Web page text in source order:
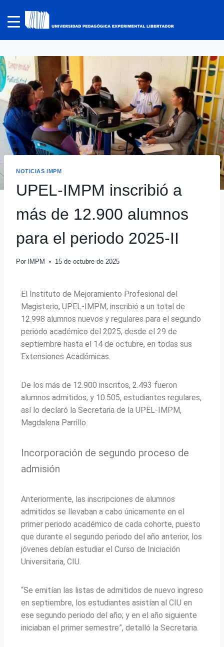
NOTICIAS IMPM
UPEL-IMPM inscribió a
más de 12.900 alumnos
para el periodo 2025-II
Por IMPM 15 de octubre de 2025
El Instituto de Mejoramiento Profesional del
Magisterio, UPEL-IMPM, inscribió a un total de
12.998 alumnos nuevos y regulares para el segundo
periodo académico del 2025, desde el 29 de
septiembre hasta el 14 de octubre, en todas sus
Extensiones Académicas.
De los más de 12.900 inscritos, 2.493 fueron
alumnos admitidos; y 10.505, estudiantes regulares,
así lo declaró la Secretaria de la UPEL-IMPM,
Magdalena Parrillo.
Incorporación de segundo proceso de
admisión
Anteriormente, las inscripciones de alumnos
admitidos se llevaban a cabo únicamente en el
primer periodo académico de cada cohorte, puesto
que durante el segundo periodo del año anterior, los
jóvenes debían estudiar el Curso de Iniciación
Universitaria, CIU.
“Se emitían las listas de admitidos de nuevo ingreso
en septiembre, los estudiantes asistían al CIU en
ese segundo periodo del año; y en el año siguiente
iniciaban el primer semestre”, detalló la Secretaria.